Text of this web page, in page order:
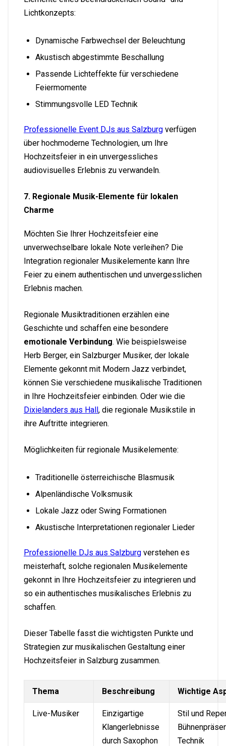
Lichtkonzepts:
Dynamische Farbwechsel der Beleuchtung
Akustisch abgestimmte Beschallung
Passende Lichteffekte für verschiedene
Feiermomente
Stimmungsvolle LED Technik
Professionelle Event DJs aus Salzburg verfügen
über hochmoderne Technologien, um Ihre
Hochzeitsfeier in ein unvergessliches
audiovisuelles Erlebnis zu verwandeln.
7. Regionale Musik-Elemente für lokalen
Charme
Möchten Sie Ihrer Hochzeitsfeier eine
unverwechselbare lokale Note verleihen? Die
Integration regionaler Musikelemente kann Ihre
Feier zu einem authentischen und unvergesslichen
Erlebnis machen.
Regionale Musiktraditionen erzählen eine
Geschichte und schaffen eine besondere
emotionale Verbindung. Wie beispielsweise
Herb Berger, ein Salzburger Musiker, der lokale
Elemente gekonnt mit Modern Jazz verbindet,
können Sie verschiedene musikalische Traditionen
in Ihre Hochzeitsfeier einbinden. Oder wie die
Dixielanders aus Hall, die regionale Musikstile in
ihre Auftritte integrieren.
Möglichkeiten für regionale Musikelemente:
Traditionelle österreichische Blasmusik
Alpenländische Volksmusik
Lokale Jazz oder Swing Formationen
Akustische Interpretationen regionaler Lieder
Professionelle DJs aus Salzburg verstehen es
meisterhaft, solche regionalen Musikelemente
gekonnt in Ihre Hochzeitsfeier zu integrieren und
so ein authentisches musikalisches Erlebnis zu
schaffen.
Dieser Tabelle fasst die wichtigsten Punkte und
Strategien zur musikalischen Gestaltung einer
Hochzeitsfeier in Salzburg zusammen.
Thema Beschreibung Wichtige
Live-Musiker
Einzigartige
Klangerlebnisse
durch Saxophon
Stil und
Technik